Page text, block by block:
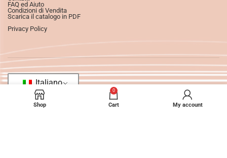
FAQ ed Aiuto
Condizioni di Vendita
Scarica il catalogo in PDF
Privacy Policy
Italiano
Shop
0
Cart My account